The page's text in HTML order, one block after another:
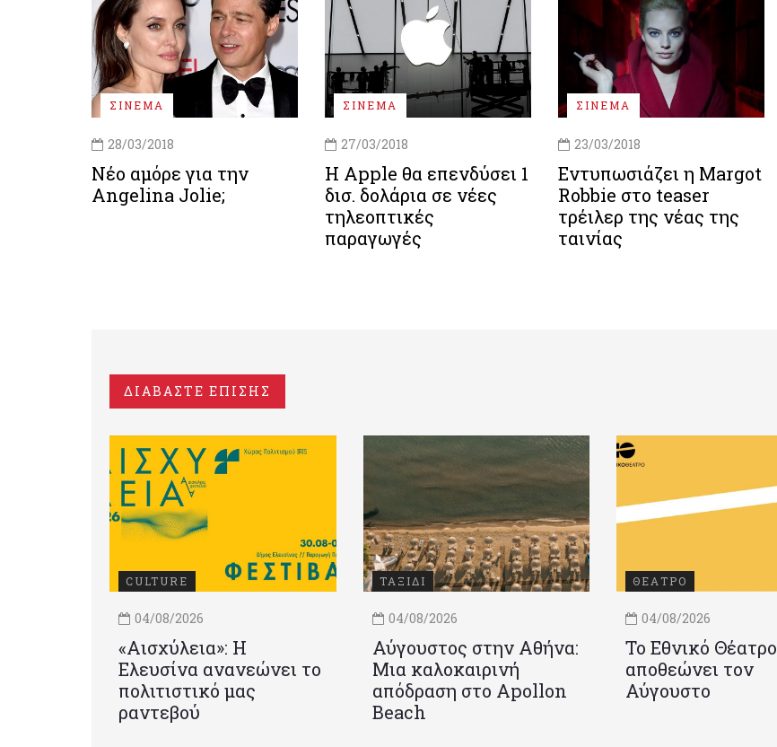
ΣΙΝΕΜΑ
28/03/2018
Νέο αμόρε για την
Angelina Jolie;
ΣΙΝΕΜΑ
27/03/2018
Η Apple θα επενδύσει 1
δισ. δολάρια σε νέες
τηλεοπτικές
παραγωγές
ΣΙΝΕΜΑ
23/03/2018
Εντυπωσιάζει η Margot
Robbie στο teaser
τρέιλερ της νέας της
ταινίας
ΔΙΑΒΑΣΤΕ ΕΠΙΣΗΣ
CULTURE
04/08/2026
«Αισχύλεια»: Η
Ελευσίνα ανανεώνει το
πολιτιστικό μας
ραντεβού
ΤΑΞΙΔΙ
04/08/2026
Αύγουστος στην Αθήνα:
Μια καλοκαιρινή
απόδραση στο Apollon
Beach
ΘΕΑΤΡΟ
04/08/2026
Το Εθνικό Θέατρο
αποθεώνει τον
Αύγουστο